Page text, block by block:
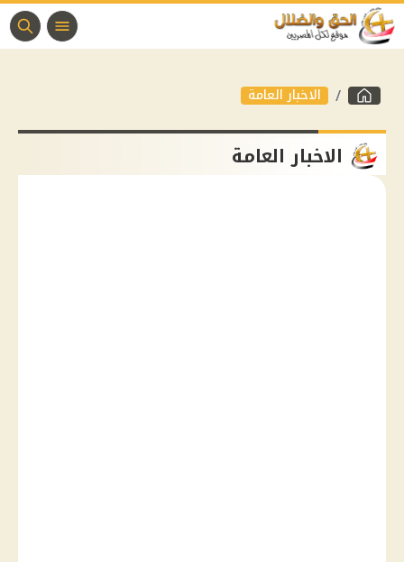
الاخبار العامة
الاخبار العامة